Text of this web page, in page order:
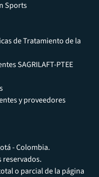
Sports
de Tratamiento de la
SAGRILAFT-PTEE
y proveedores
- Colombia.
reservados.
o parcial de la página